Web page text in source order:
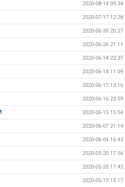
2020-08-14 09:34
2020-07-17 12:28
2020-06-30 20:27
2020-06-26 21:11
2020-06-18 22:37
2020-06-18 11:09
2020-06-17 13:16
2020-06-16 23:59
2020-06-15 15:54
2020-06-07 21:14
2020-06-04 16:43
2020-05-20 17:56
2020-05-20 17:42
2020-05-19 15:17